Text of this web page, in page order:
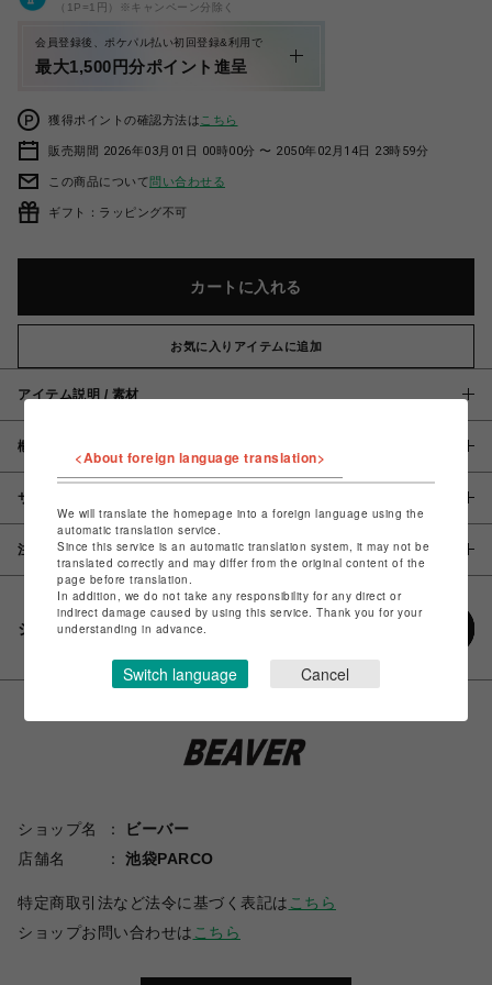
（1P=1円）※キャンペーン分除く
会員登録後、ポケパル払い初回登録&利用で
最大1,500円分ポイント進呈
獲得ポイントの確認方法は こちら
販売期間 2026年03月01日 00時00分 〜 2050年02月14日 23時59分
この商品について問い合わせる
ギフト：ラッピング不可
カートに入れる
お気に入りアイテムに追加
アイテム説明 / 素材
概要
サイズ
注意事項
シェアする
ショップ名
ビーバー
店舗名
池袋PARCO
特定商取引法など法令に基づく表記は こちら
ショップお問い合わせは こちら
<About foreign language translation>
We will translate the homepage into a foreign language using the
automatic translation service.
Since this service is an automatic translation system, it may not be
translated correctly and may differ from the original content of the
page before translation.
In addition, we do not take any responsibility for any direct or
indirect damage caused by using this service. Thank you for your
understanding in advance.
Switch language Cancel